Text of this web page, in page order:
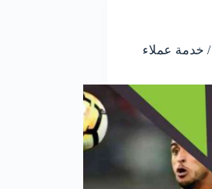
فني بي ان سبورت كبد / 55775282 / خدمة عملاء